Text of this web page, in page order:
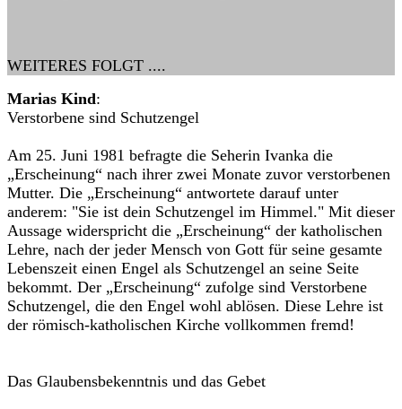
WEITERES FOLGT ....
Marias Kind:
Verstorbene sind Schutzengel
Am 25. Juni 1981 befragte die Seherin Ivanka die
„Erscheinung“ nach ihrer zwei Monate zuvor verstorbenen
Mutter. Die „Erscheinung“ antwortete darauf unter
anderem: "Sie ist dein Schutzengel im Himmel." Mit dieser
Aussage widerspricht die „Erscheinung“ der katholischen
Lehre, nach der jeder Mensch von Gott für seine gesamte
Lebenszeit einen Engel als Schutzengel an seine Seite
bekommt. Der „Erscheinung“ zufolge sind Verstorbene
Schutzengel, die den Engel wohl ablösen. Diese Lehre ist
der römisch-katholischen Kirche vollkommen fremd!
Das Glaubensbekenntnis und das Gebet